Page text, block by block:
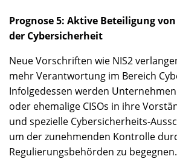
Prognose 5: Aktive Beteiligung
der Cybersicherheit
Neue Vorschriften wie NIS2
mehr Verantwortung im Bereich
Infolgedessen werden
oder ehemalige CISOs in ihre
und spezielle Cybersicherheits-
um der zunehmenden Kontrolle
Regulierungsbehörden zu